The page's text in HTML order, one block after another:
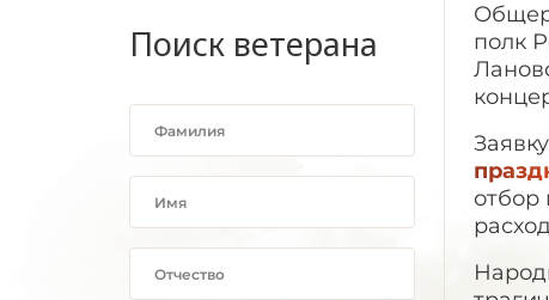
Поиск ветерана
полк
отбор